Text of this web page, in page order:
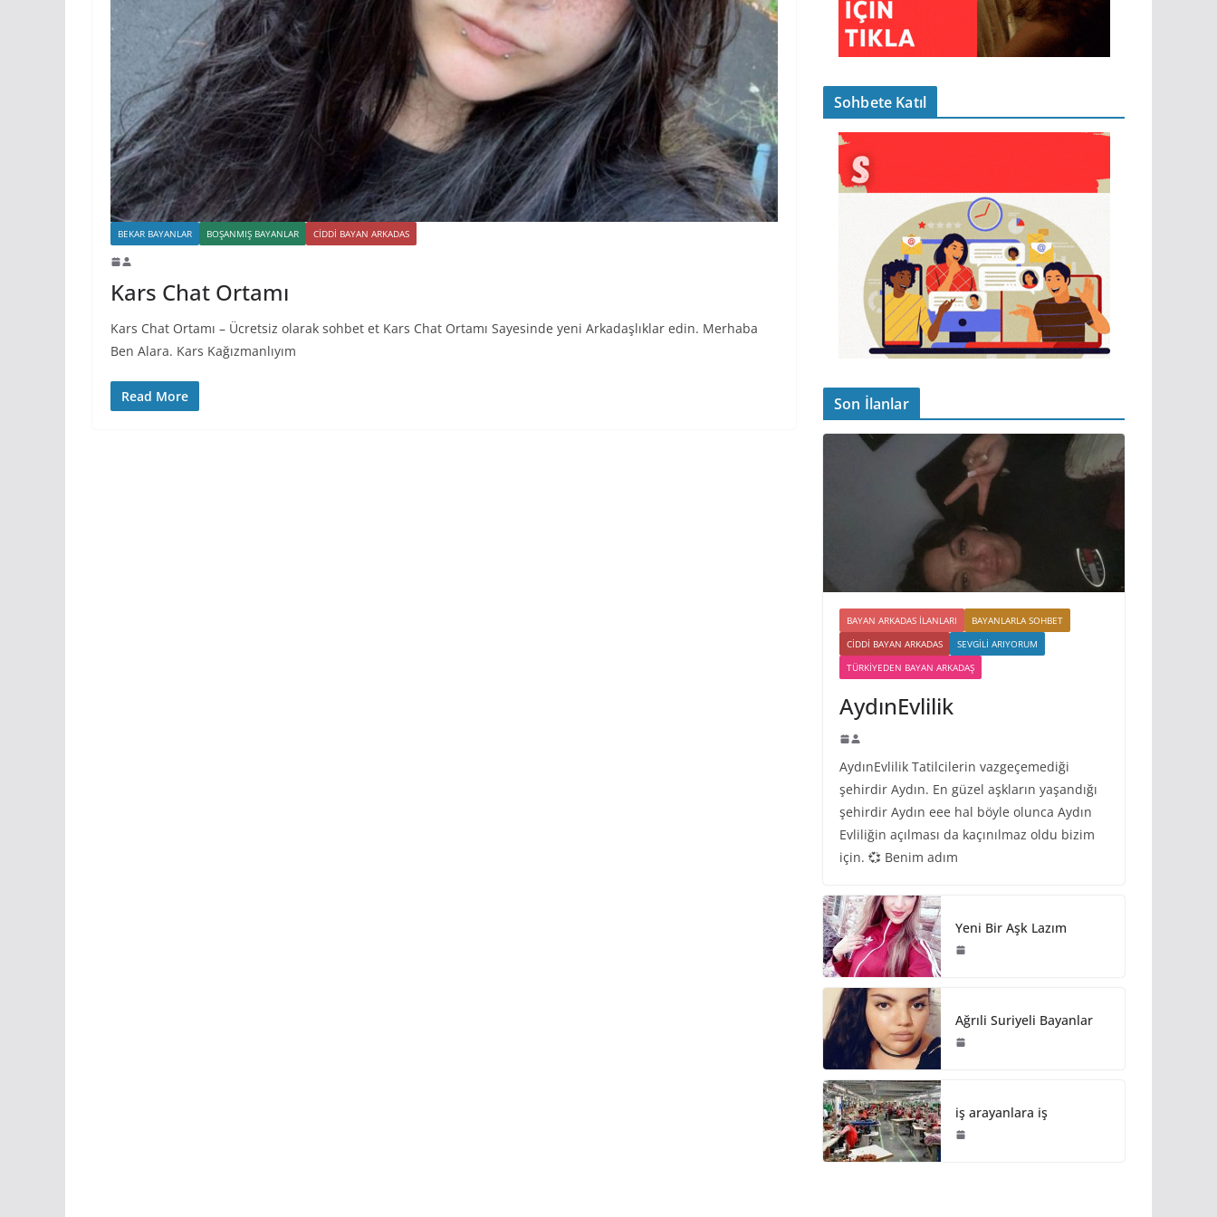
BEKAR BAYANLAR BOŞANMIŞ BAYANLAR CIDDI BAYAN ARKADAS
Kars Chat Ortamı
Kars Chat Ortamı – Ücretsiz olarak sohbet et Kars Chat Ortamı Sayesinde yeni Arkadaşlıklar edin. Merhaba
Ben Alara. Kars Kağızmanlıyım
Read More
Sohbete Katıl
Son İlanlar
BAYAN ARKADAS ILANLARI
BAYANLARLA SOHBET
CIDDI BAYAN ARKADAS
SEVGILI ARIYORUM
TÜRKIYEDEN BAYAN ARKADAŞ
AydınEvlilik
AydınEvlilik Tatilcilerin vazgeçemediği
şehirdir Aydın. En güzel aşkların yaşandığı
şehirdir Aydın eee hal böyle olunca Aydın
Evliliğin açılması da kaçınılmaz oldu bizim
için. 💞 Benim adım
Yeni Bir Aşk Lazım
Ağrıli Suriyeli Bayanlar
iş arayanlara iş